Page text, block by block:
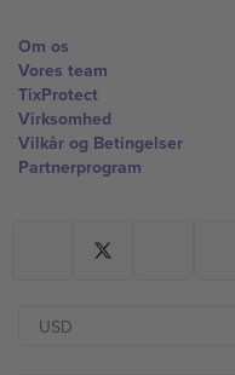
Om os
Vores team
TixProtect
Virksomhed
Vilkår og Betingelser
Partnerprogram